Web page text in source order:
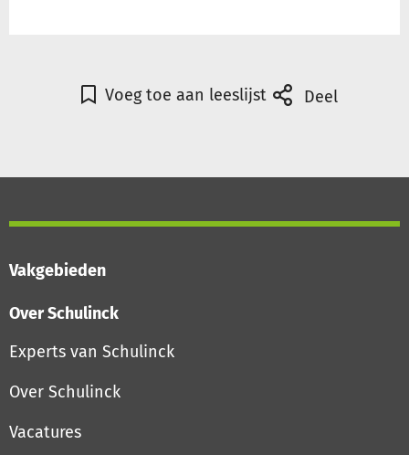
Voeg toe aan leeslijst Deel
Vakgebieden
Over Schulinck
Experts van Schulinck
Over Schulinck
Vacatures